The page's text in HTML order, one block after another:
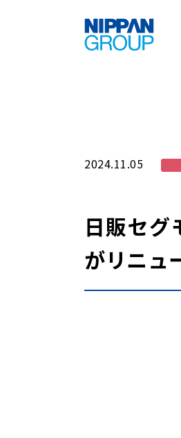
2024.11.05
日販セグ
がリニュ